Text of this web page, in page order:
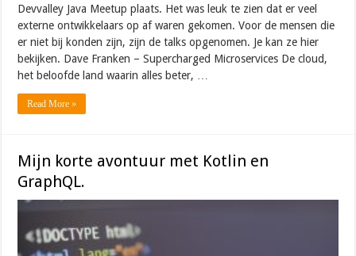
Devvalley Java Meetup plaats. Het was leuk te zien dat er veel
externe ontwikkelaars op af waren gekomen. Voor de mensen die
er niet bij konden zijn, zijn de talks opgenomen. Je kan ze hier
bekijken. Dave Franken – Supercharged Microservices De cloud,
het beloofde land waarin alles beter, …
Read More »
Mijn korte avontuur met Kotlin en
GraphQL.